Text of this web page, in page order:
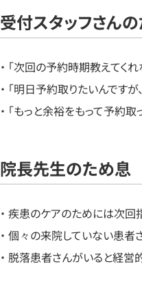
受付スタッフさん
・ 「次回の予約時期教えてく
・ 「明日予約取りたいんですが
・ 「もっと余裕をもって予約取
院長先生のため息
・ 疾患のケアのためには次
・ 個々の来院していない患者
・ 脱落患者さんがいると経営